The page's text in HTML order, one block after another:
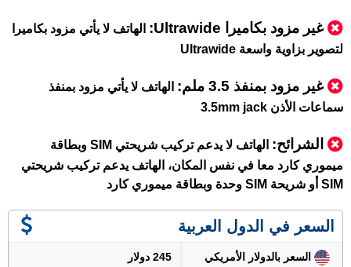
غير مزود بكاميرا Ultrawide:
الهاتف لا يأتي مزود بكاميرا
لتصوير بزاوية واسعة Ultrawide
غير مزود بمنفذ 3.5 ملم:
الهاتف لا يأتي مزود بمنفذ
سماعات الأذن 3.5mm jack
الشرائح:
الهاتف لا يدعم تركيب شريحتي SIM وبطاقة
ميموري كارد معا في نفس المكان، الهاتف يدعم تركيب شريحتي
SIM أو شريحة SIM وحدة وبطاقة ميموري كارد
السعر في الدول العربية
السعر بالدولار الأمريكي 245 دولار